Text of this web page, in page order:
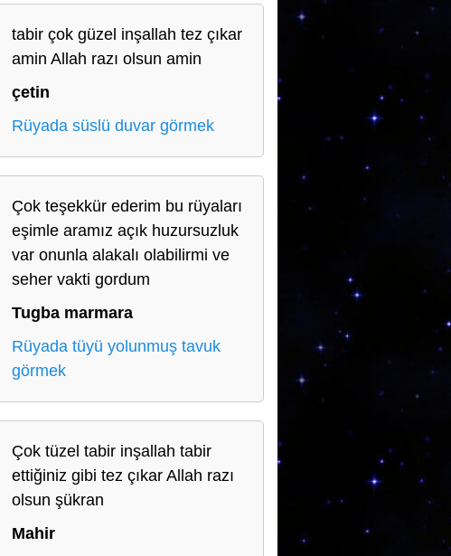
tabir çok güzel inşallah tez çıkar
amin Allah razı olsun amin
çetin
Rüyada süslü duvar görmek
Çok teşekkür ederim bu rüyaları
eşimle aramız açık huzursuzluk
var onunla alakalı olabilirmi ve
seher vakti gordum
Tugba marmara
Rüyada tüyü yolunmuş tavuk
görmek
Çok tüzel tabir inşallah tabir
ettiğiniz gibi tez çıkar Allah razı
olsun şükran
Mahir